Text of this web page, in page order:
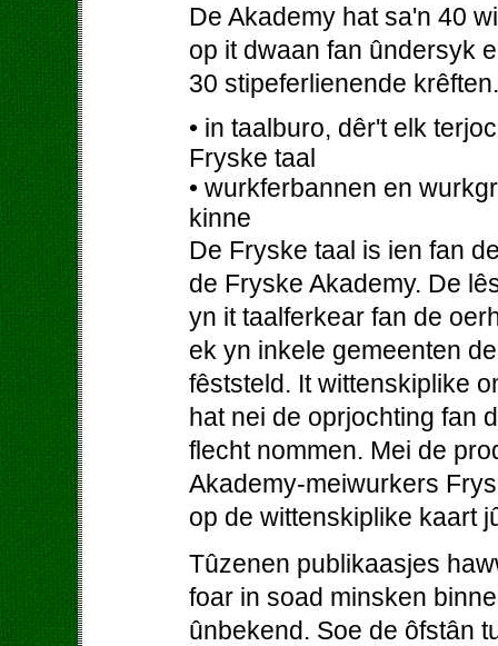
De Akademy hat sa'n 40
op it dwaan fan ûndersyk
30 stipeferlienende
• in taalburo, dêr't elk
Fryske taal
• wurkferbannen en
kinne
De Fryske taal is ien fan
de Fryske Akademy. De
yn it taalferkear fan de
ek yn inkele gemeenten
fêststeld. It wittenskiplike
hat nei de oprjochting fan
flecht nommen. Mei de
Akademy-meiwurkers
op de wittenskiplike kaart
Tûzenen publikaasjes
foar in soad minsken
ûnbekend. Soe de ôfstân